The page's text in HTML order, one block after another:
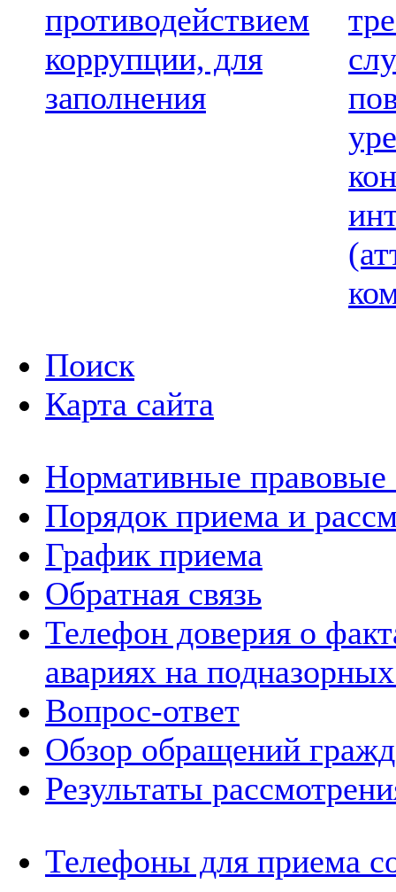
противодействием
коррупции, для
заполнения
Поиск
Карта сайта
Нормативные правовые
Порядок приема и
График приема
Обратная связь
Телефон доверия о
авариях на
Вопрос-ответ
Обзор обращений
Результаты
Телефоны для приема